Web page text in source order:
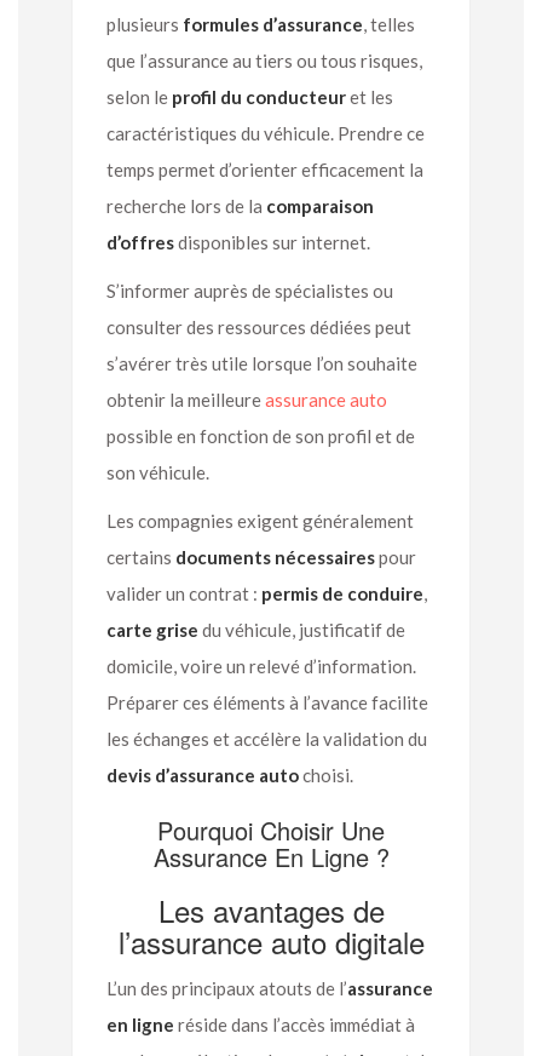
plusieurs formules d’assurance, telles
que l’assurance au tiers ou tous risques,
selon le profil du conducteuret les
caractéristiques du véhicule. Prendre ce
temps permet d’orienter efficacement la
recherche lors de la comparaison
d’offresdisponibles sur internet.
S’informer auprès de spécialistes ou
consulter des ressources dédiées peut
s’avérer très utile lorsque l’on souhaite
obtenir la meilleureassurance auto
possible en fonction de son profil et de
son véhicule.
Les compagnies exigent généralement
certains documents nécessairespour
valider un contrat : permis de conduire,
carte grise du véhicule, justificatif de
domicile, voire un relevé d’information.
Préparer ces éléments à l’avance facilite
les échanges et accélère la validation du
devis d’assurance autochoisi.
Pourquoi Choisir Une
Assurance En Ligne ?
Les avantages de
l’assurance auto digitale
L’un des principaux atouts de l’assurance
en ligne réside dans l’accès immédiat à